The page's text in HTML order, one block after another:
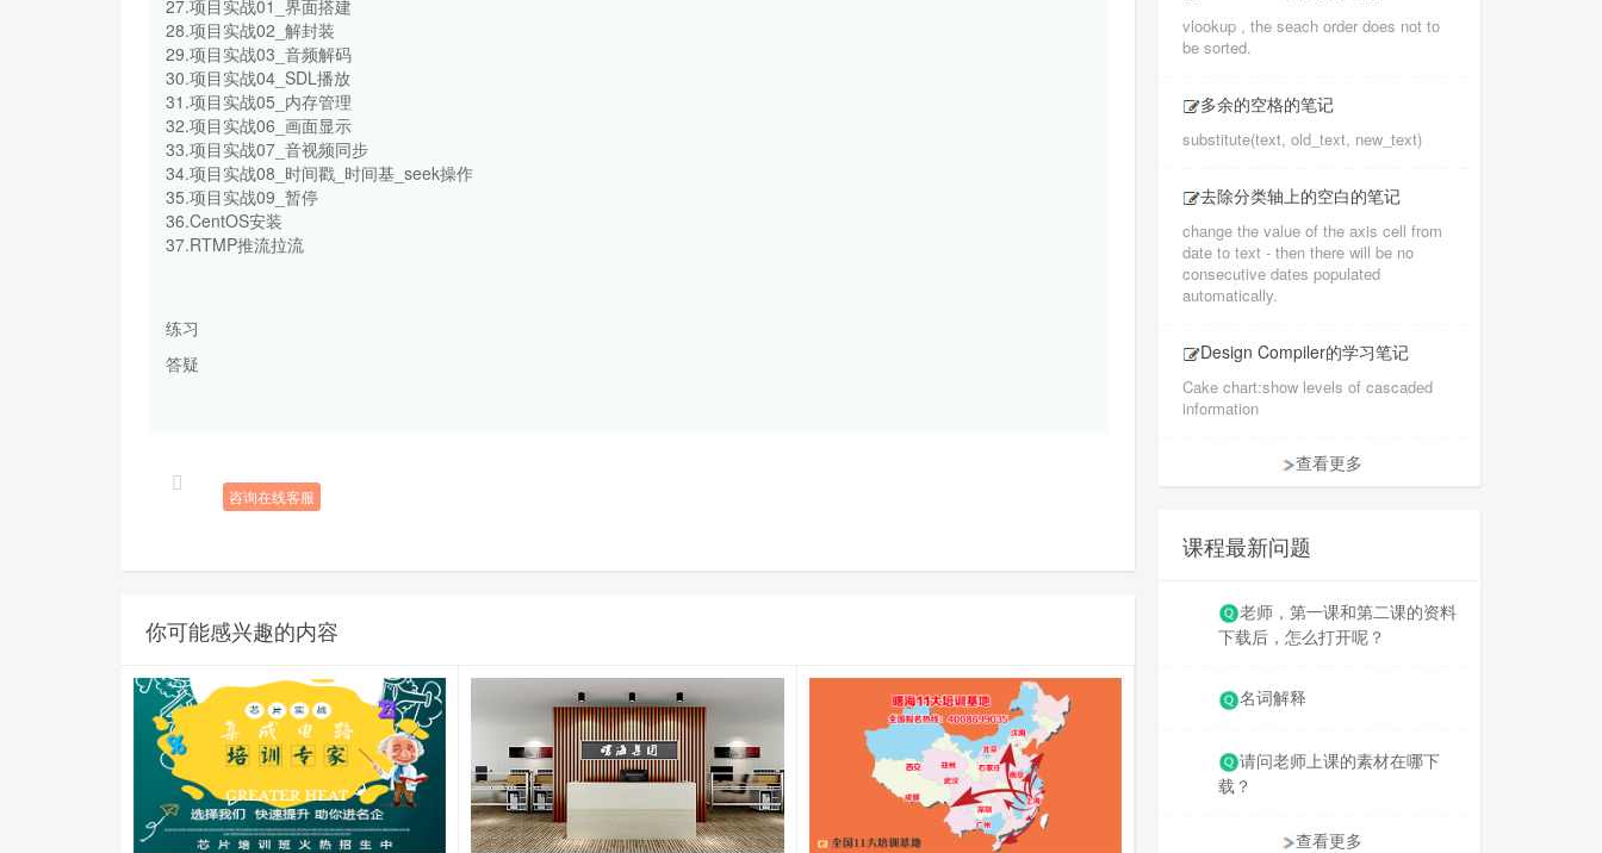
27.项目实战01_界面搭建
28.项目实战02_解封装
29.项目实战03_音频解码
30.项目实战04_SDL播放
31.项目实战05_内存管理
32.项目实战06_画面显示
33.项目实战07_音视频同步
34.项目实战08_时间戳_时间基_seek操作
35.项目实战09_暂停
36.CentOS安装
37.RTMP推流拉流
练习
答疑
咨询在线客服
你可能感兴趣的内容
vlookup , the seach order does not to
be sorted.
多余的空格的笔记
substitute(text, old_text, new_text)
去除分类轴上的空白的笔记
change the value of the axis cell from
date to text - then there will be no
consecutive dates populated
automatically.
Design Compiler的学习笔记
Cake chart:show levels of cascaded
information
查看更多
课程最新问题
老师，第一课和第二课的资料
下载后，怎么打开呢？
名词解释
请问老师上课的素材在哪下
载？
查看更多